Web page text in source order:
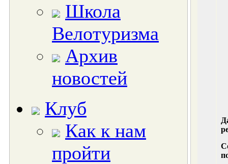
Школа
Велотуризма
Архив
новостей
Клуб
Как к нам
пройти